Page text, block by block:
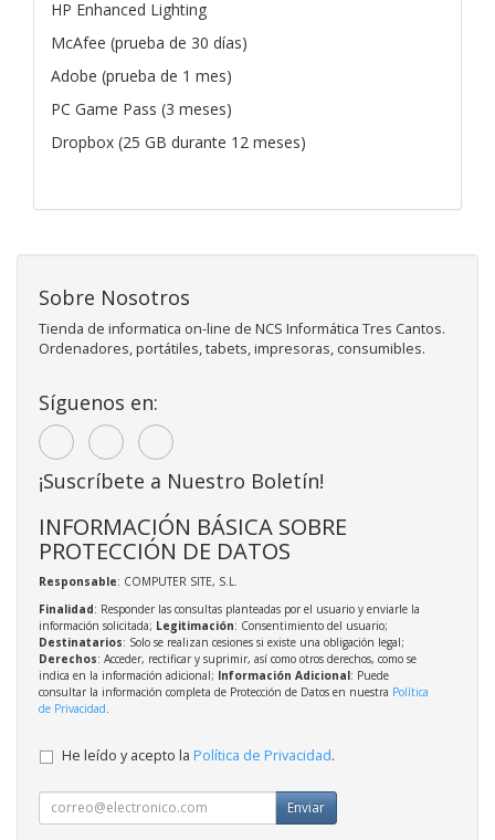
HP Enhanced Lighting
McAfee (prueba de 30 días)
Adobe (prueba de 1 mes)
PC Game Pass (3 meses)
Dropbox (25 GB durante 12 meses)
Sobre Nosotros
Tienda de informatica on-line de NCS Informática Tres Cantos.
Ordenadores, portátiles, tabets, impresoras, consumibles.
Síguenos en:
¡Suscríbete a Nuestro Boletín!
INFORMACIÓN BÁSICA SOBRE
PROTECCIÓN DE DATOS
Responsable: COMPUTER SITE, S.L.
Finalidad: Responder las consultas planteadas por el usuario y enviarle la
información solicitada; Legitimación: Consentimiento del usuario;
Destinatarios: Solo se realizan cesiones si existe una obligación legal;
Derechos: Acceder, rectificar y suprimir, así como otros derechos, como se
indica en la información adicional; Información Adicional: Puede
consultar la información completa de Protección de Datos en nuestra Política
de Privacidad
He leído y acepto la Política de Privacidad.
Enviar